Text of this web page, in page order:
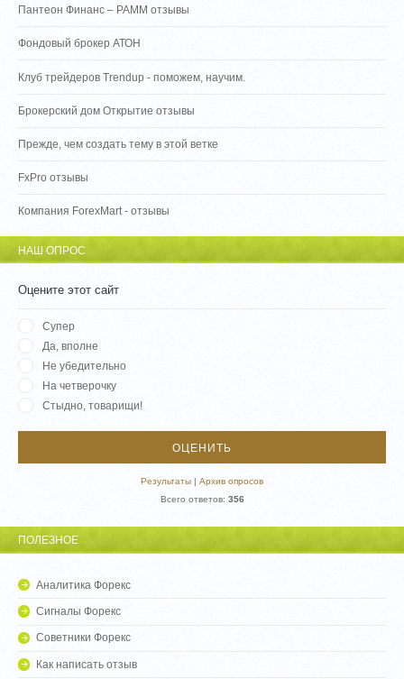
Пантеон Финанс – PAMM отзывы
Фондовый брокер АТОН
Клуб трейдеров Trendup - поможем, научим.
Брокерский дом Открытие отзывы
Прежде, чем создать тему в этой ветке
FxPro отзывы
Компания ForexMart - отзывы
НАШ ОПРОС
Оцените этот сайт
Супер
Да, вполне
Не убедительно
На четверочку
Стыдно, товарищи!
Результаты | Архив опросов
Всего ответов: 356
ПОЛЕЗНОЕ
Аналитика Форекс
Сигналы Форекс
Советники Форекс
Как написать отзыв